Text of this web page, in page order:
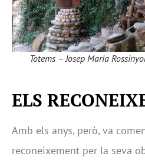
Totems – Josep Maria
ELS
Amb els anys, però, va
reconeixement per la seva